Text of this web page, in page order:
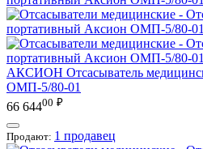
АКСИОН Отсасыватель
ОМП-5/80-01
66 64400 ₽
Продают: 1 продавец